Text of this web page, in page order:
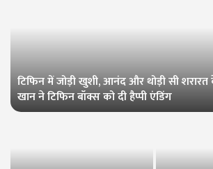
टिफिन में जोड़ी खुशी, आनंद और थोड़ी सी
खान ने टिफिन बॉक्स को दी हैप्पी एंडिंग